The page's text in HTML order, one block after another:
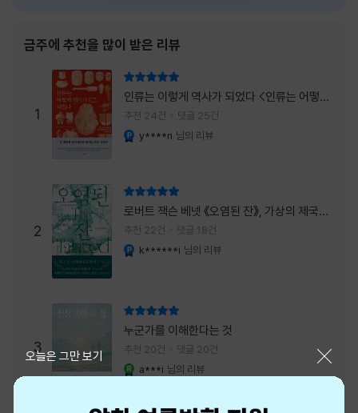
선명하게 그려졌고, 한 편이 끝날 때마다 질문
이 뒤따라왔다. 감출 수 없는 세계는 더 다정할
까 「등껍질」의 세계에서 사람들은 저마다 다른
등껍질을 달고 살아간다. 몸의 일부이면서 한
사람을 표현하는 수단
금주에 추천을 많이 받은 리뷰
1
인류는 이렇게 역사가 되었다 <인류는 어떻게
역사가 되었나>
추천 24건 댓글 25건
y****n 님의 리뷰
2
로버트 잭슨 베넷 《오염된 잔》, 가상의 제국이
주는 실감과 미스터리 사건의 치밀함이 이루어
내는 최상의 시너지...
추천 22건 댓글 18건
k******i 님의 리뷰
3
누군가를 이해한다는 것
추천 20건 댓글 20건
a***i 님의 리뷰
오늘은 그만 보기